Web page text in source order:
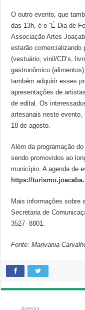
O outro evento, que
das 13h, é o “É Dia de
Associação Artes
estarão comercializando
(vestuário, vinil/CD’s,
gastronômico
também adquirir esses
apresentações de
de edital. Os
artesanais neste
18 de agosto.
Além da programação
sendo promovidos ao
município. A agenda de
https://
Mais informações sobre
Secretaria de
3527- 8801.
Fonte: Marivania
Anterior